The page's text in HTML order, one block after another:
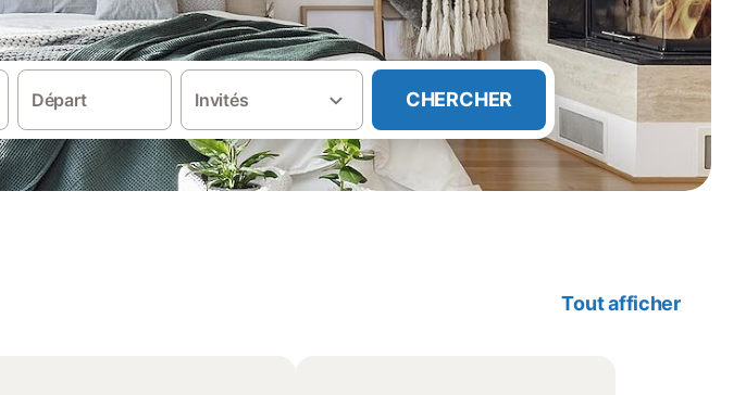
Départ Invités CHERCHER
Tout afficher